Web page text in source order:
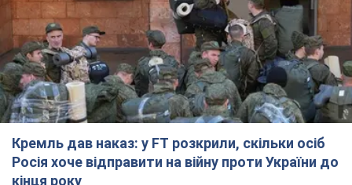
Кремль дав наказ: у FT розкрили, скільки осіб
Росія хоче відправити на війну проти України до
кінця року